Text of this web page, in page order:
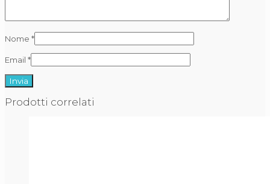
Nome *
Email *
Prodotti correlati